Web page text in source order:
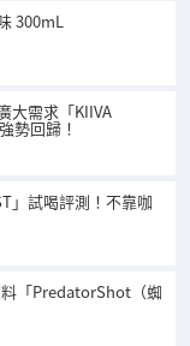
300mL
大需求「KIIVA
勢回歸！
」試喝評測！不靠咖
「PredatorShot（蜘